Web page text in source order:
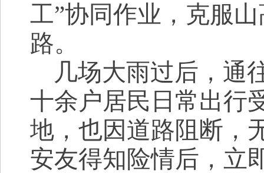
工”协同作业，克服
路。
几场大雨过后，通
十余户居民日常出行
地，也因道路阻断，
安友得知险情后， 立